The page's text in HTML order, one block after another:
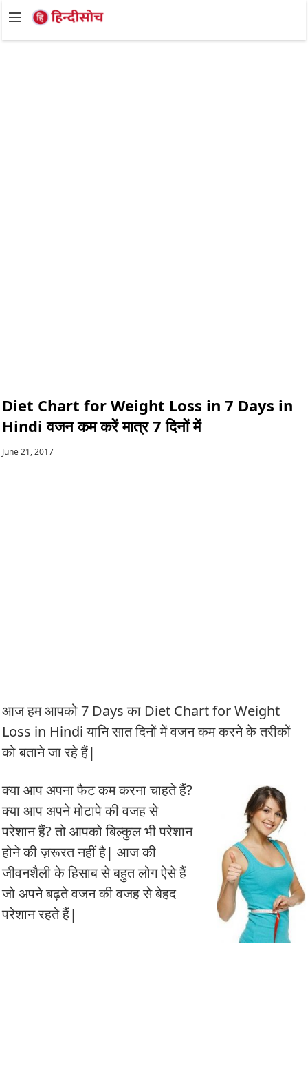
Diet Chart for Weight Loss in 7 Days in
Hindi वजन कम करें मात्र 7 दिनों में
June 21, 2017
आज हम आपको 7 Days का Diet Chart for Weight
Loss in Hindi यानि सात दिनों में वजन कम करने के तरीकों
को बताने जा रहे हैं|
क्या आप अपना फैट कम करना चाहते हैं?
क्या आप अपने मोटापे की वजह से
परेशान हैं? तो आपको बिल्कुल भी परेशान
होने की ज़रूरत नहीं है| आज की
जीवनशैली के हिसाब से बहुत लोग ऐसे हैं
जो अपने बढ़ते वजन की वजह से बेहद
परेशान रहते हैं|